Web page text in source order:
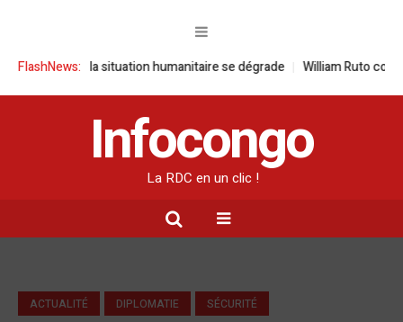
FlashNews:
: la situation humanitaire se dégrade William Ruto convoque un
Infocongo
La RDC en un clic !
ACTUALITÉ DIPLOMATIE SÉCURITÉ